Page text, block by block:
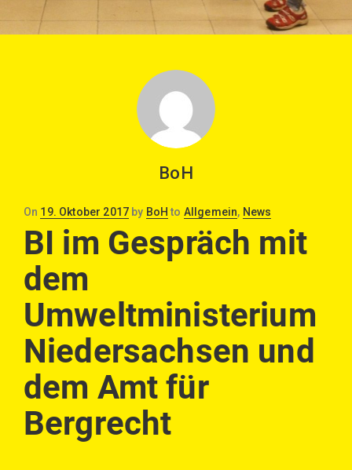
BoH
On Posted
on
19. Oktober 2017 by BoH to Allgemein, News
BI im Gespräch mit
dem
Umweltministerium
Niedersachsen und
dem Amt für
Bergrecht